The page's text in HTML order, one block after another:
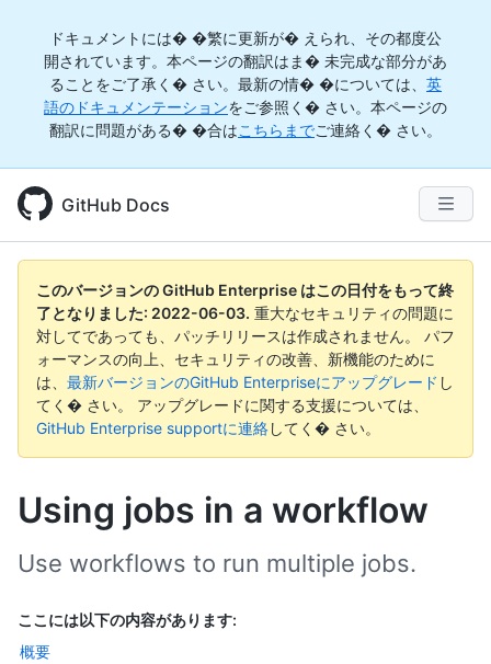
ドキュメントには� �繁に更新が� えられ、その都度公
開されています。本ページの翻訳はま� 未完成な部分があ
ることをご了承く� さい。最新の情� �については、 英
語のドキュメンテーションをご参照く� さい。本ページの
翻訳に問題がある� �合はこちらまでご連絡く� さい。
GitHub Docs
このバージョンの GitHub Enterprise はこの日付をもって終
了となりました: 2022-06-03. 重大なセキュリティの問題に
対してであっても、パッチリリースは作成されません。 パフ
ォーマンスの向上、セキュリティの改善、新機能のために
は、 最新バージョンのGitHub Enterpriseにアップグレード し
てく� さい。 アップグレードに関する支援については、
GitHub Enterprise supportに連絡してく� さい。
Using jobs in a workflow
ここには以下の内容があります:
概要
Use workflows to run multiple jobs.